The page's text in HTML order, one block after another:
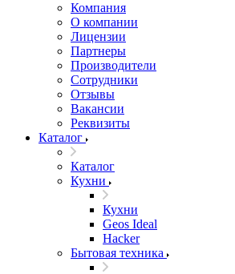
Компания
О компании
Лицензии
Партнеры
Производители
Сотрудники
Отзывы
Вакансии
Реквизиты
Каталог
Каталог
Кухни
Кухни
Geos Ideal
Hacker
Бытовая техника